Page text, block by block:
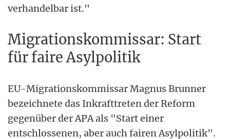
verhandelbar ist."
Migrationskommissar: Start
für faire Asylpolitik
EU-Migrationskommissar Magnus Brunner
bezeichnete das Inkrafttreten der Reform
gegenüber der APA als "Start einer
entschlossenen, aber auch fairen Asylpolitik".